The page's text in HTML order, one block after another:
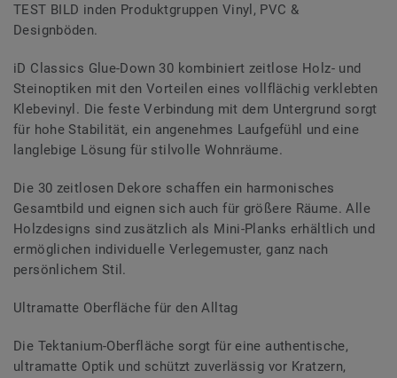
TEST BILD inden Produktgruppen Vinyl, PVC &
Designböden.
iD Classics Glue-Down 30 kombiniert zeitlose Holz- und
Steinoptiken mit den Vorteilen eines vollflächig verklebten
Klebevinyl. Die feste Verbindung mit dem Untergrund sorgt
für hohe Stabilität, ein angenehmes Laufgefühl und eine
langlebige Lösung für stilvolle Wohnräume.
Die 30 zeitlosen Dekore schaffen ein harmonisches
Gesamtbild und eignen sich auch für größere Räume. Alle
Holzdesigns sind zusätzlich als Mini-Planks erhältlich und
ermöglichen individuelle Verlegemuster, ganz nach
persönlichem Stil.
Ultramatte Oberfläche für den Alltag
Die Tektanium-Oberfläche sorgt für eine authentische,
ultramatte Optik und schützt zuverlässig vor Kratzern,